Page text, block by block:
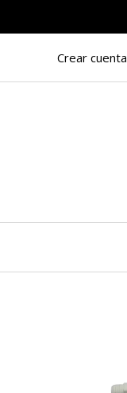
Crear cuenta